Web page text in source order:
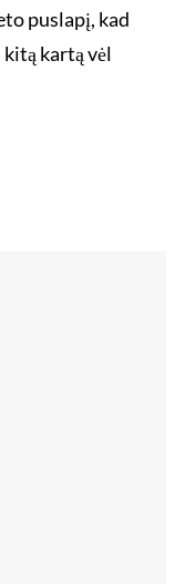
puslapį, kad
kartą vėl